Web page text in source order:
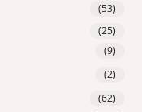
(53)
(25)
(9)
(2)
(62)